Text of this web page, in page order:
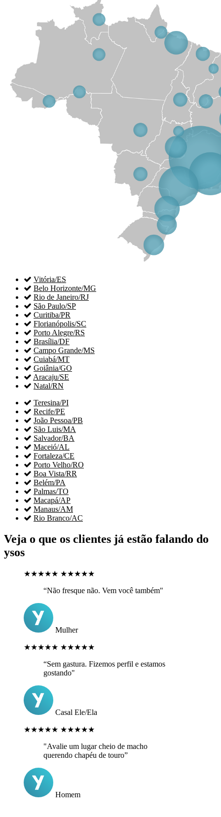
 Vitória/ES
 Belo Horizonte/MG
 Rio de Janeiro/RJ
 São Paulo/SP
 Curitiba/PR
 Florianópolis/SC
 Porto Alegre/RS
 Brasília/DF
 Campo Grande/MS
 Cuiabá/MT
 Goiânia/GO
 Aracaju/SE
 Natal/RN
 Teresina/PI
 Recife/PE
 João Pessoa/PB
 São Luis/MA
 Salvador/BA
 Maceió/AL
 Fortaleza/CE
 Porto Velho/RO
 Boa Vista/RR
 Belém/PA
 Palmas/TO
 Macapá/AP
 Manaus/AM
 Rio Branco/AC
Veja o que os clientes já estão falando do
ysos
★★★★★ ★★★★★
“Não fresque não. Vem você também"
Mulher
★★★★★ ★★★★★
“Sem gastura. Fizemos perfil e estamos
gostando"
Casal Ele/Ela
★★★★★ ★★★★★
"Avalie um lugar cheio de macho
querendo chapéu de touro”
Homem